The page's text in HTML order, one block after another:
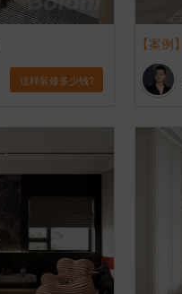
这样装修多少钱?
【案例】